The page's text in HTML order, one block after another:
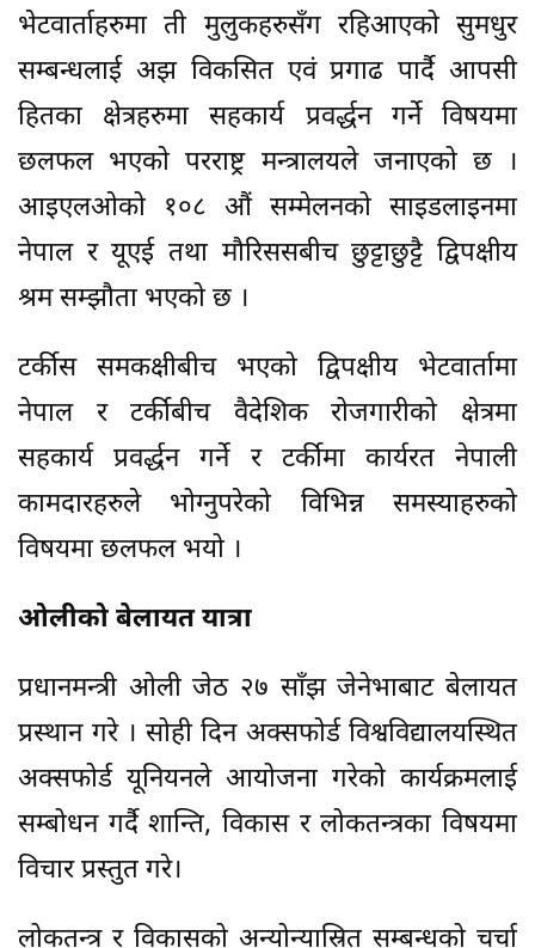
भेटवार्ताहरुमा ती मुलुकहरुसँग रहिआएको सुमधुर
सम्बन्धलाई अझ विकसित एवं प्रगाढ पार्दै आपसी
हितका क्षेत्रहरुमा सहकार्य प्रवर्द्धन गर्ने विषयमा
छलफल भएको परराष्ट्र मन्त्रालयले जनाएको छ ।
आइएलओको १०८ औं सम्मेलनको साइडलाइनमा
नेपाल र यूएई तथा मौरिससबीच छुट्टाछुट्टै द्विपक्षीय
श्रम सम्झौता भएको छ ।
टर्कीस समकक्षीबीच भएको द्विपक्षीय भेटवार्तामा
नेपाल र टर्कीबीच वैदेशिक रोजगारीको क्षेत्रमा
सहकार्य प्रवर्द्धन गर्ने र टर्कीमा कार्यरत नेपाली
कामदारहरुले भोग्नुपरेको विभिन्न समस्याहरुको
विषयमा छलफल भयो ।
ओलीको बेलायत यात्रा
प्रधानमन्त्री ओली जेठ २७ साँझ जेनेभाबाट बेलायत
प्रस्थान गरे । सोही दिन अक्सफोर्ड विश्वविद्यालयस्थित
अक्सफोर्ड यूनियनले आयोजना गरेको कार्यक्रमलाई
सम्बोधन गर्दै शान्ति, विकास र लोकतन्त्रका विषयमा
विचार प्रस्तुत गरे।
लोकतन्त्र र विकासको अन्योन्यास्रित सम्बन्धको चर्चा